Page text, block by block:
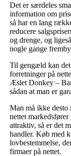
Det er særdeles
information om
så har en lang
reducere
og drenge, og
nogle gange
Til gengæld kan
forretninger på
Æslet Donkey –
sådan at man er
Man må ikke desto
nettet
attraktiv, så er det
handler. Køb med
lovbestemmelse,
firmaer på nettet.